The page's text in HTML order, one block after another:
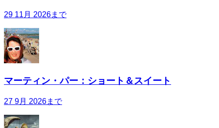
29 11月 2026まで
マーティン・パー：ショート＆スイート
27 9月 2026まで